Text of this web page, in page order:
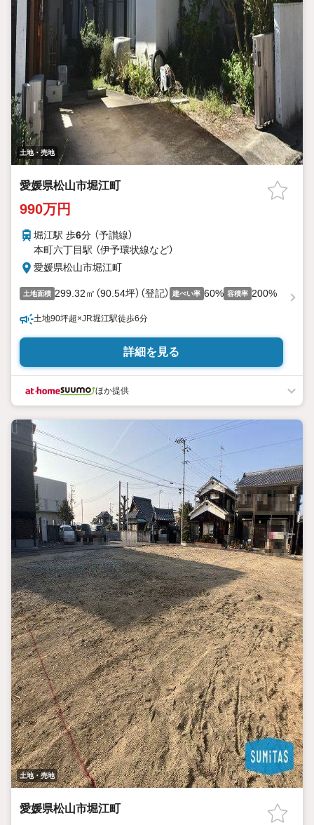
土地・売地
愛媛県松山市堀江町
990万円
堀江駅 歩6分 （予讃線）
本町六丁目駅 （伊予環状線など）
愛媛県松山市堀江町
土地面積 299.32㎡（90.54坪）（登記） 建ぺい率 60% 容積率 200%
土地90坪超×JR堀江駅徒歩6分
詳細を見る
ほか提供
土地・売地
愛媛県松山市堀江町